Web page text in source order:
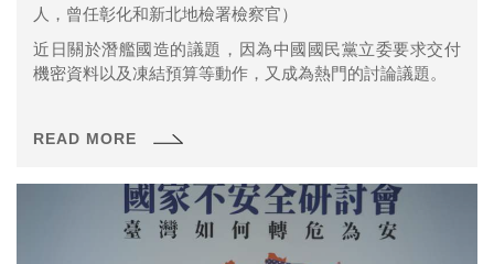
人，曾任彰化和新北地檢署檢察官）
近日關於潛艦國造的議題，因為中國國民黨立委要求交付
機密資料以及凍結預算等動作，又成為熱門的討論議題。
READ MORE